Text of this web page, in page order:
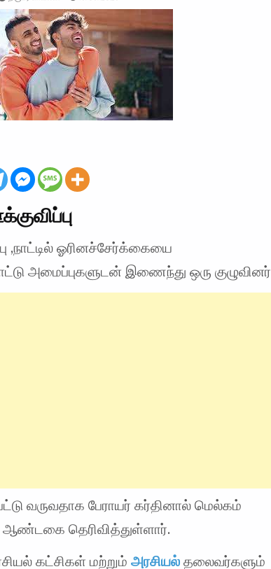
,நாட்டில் ஓரினச்சேர்க்கையை
அமைப்புகளுடன் இணைந்து ஒரு குழுவினர்
வருவதாக பேராயர் கர்தினால் மெல்கம்
ஆண்டகை தெரிவித்துள்ளார்.
கட்சிகள் மற்றும்அரசியல் தலைவர்களும்